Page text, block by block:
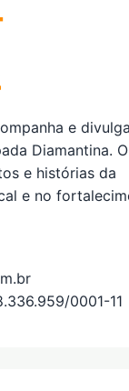
e
Diamantina. O
e histórias da
e no
0001-11